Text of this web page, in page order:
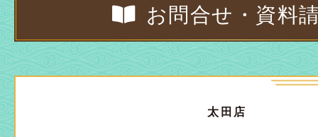
お問合せ・資料
太田店